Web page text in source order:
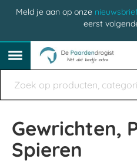
Meld je aan op onze
eerst
Gewrichten,
Spieren